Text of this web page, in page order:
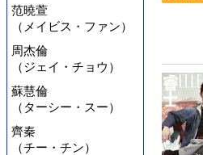
范曉萱
（メイビス・ファン）
周杰倫
（ジェイ・チョウ）
蘇慧倫
（ターシー・スー）
齊秦
（チー・チン）